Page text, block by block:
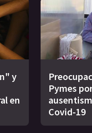
y
en
Pymes
Covid-19